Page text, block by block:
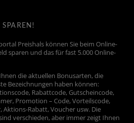
SPAREN!
Preishals können Sie beim Online-
sparen und das für fast 5.000 Online-
die aktuellen Bonusarten, die
Bezeichnungen haben können:
Rabattcode, Gutscheincode,
Promotion – Code, Vorteilscode,
Rabatt, Voucher usw. Die
verschieden, aber immer zeigt Ihnen